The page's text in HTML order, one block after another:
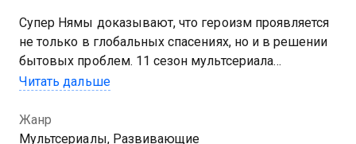
Супер Нямы доказывают, что героизм проявляется
не только в глобальных спасениях, но и в решении
бытовых проблем. 11 сезон мультсериала
«Раскраски» можно смотреть онлайн. Поход за
хамелеоном, а празднование китайского Нового
года — в спасительную операцию для потерянного
Читать дальше
Жанр
Мультсериалы, Развивающие